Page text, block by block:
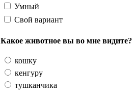
Умный
Свой вариант
Какое животное вы во мне видите?
кошку
кенгуру
тушканчика